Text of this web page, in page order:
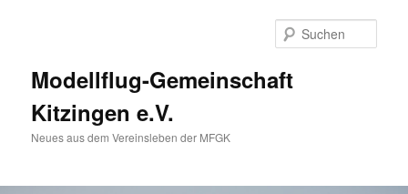
Modellflug-Gemeinschaft
Kitzingen e.V.
Neues aus dem Vereinsleben der MFGK